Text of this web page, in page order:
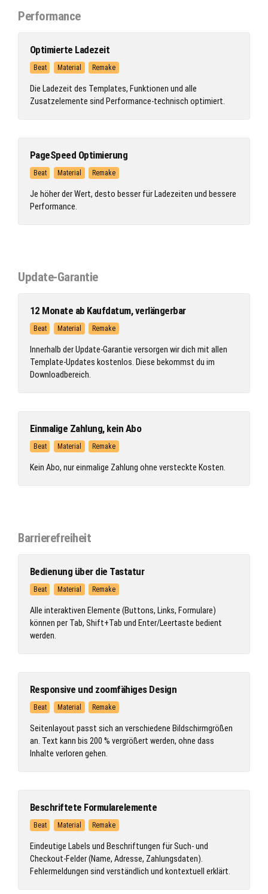
Performance
Optimierte Ladezeit
Beat Material Remake
Die Ladezeit des Templates, Funktionen und alle
Zusatzelemente sind Performance-technisch optimiert.
PageSpeed Optimierung
Beat Material Remake
Je höher der Wert, desto besser für Ladezeiten und bessere
Performance.
Update-Garantie
12 Monate ab Kaufdatum, verlängerbar
Beat Material Remake
Innerhalb der Update-Garantie versorgen wir dich mit allen
Template-Updates kostenlos. Diese bekommst du im
Downloadbereich.
Einmalige Zahlung, kein Abo
Beat Material Remake
Kein Abo, nur einmalige Zahlung ohne versteckte Kosten.
Barrierefreiheit
Bedienung über die Tastatur
Beat Material Remake
Alle interaktiven Elemente (Buttons, Links, Formulare)
können per Tab, Shift+Tab und Enter/Leertaste bedient
werden.
Responsive und zoomfähiges Design
Beat Material Remake
Seitenlayout passt sich an verschiedene Bildschirmgrößen
an. Text kann bis 200 % vergrößert werden, ohne dass
Inhalte verloren gehen.
Beschriftete Formularelemente
Beat Material Remake
Eindeutige Labels und Beschriftungen für Such- und
Checkout-Felder (Name, Adresse, Zahlungsdaten).
Fehlermeldungen sind verständlich und kontextuell erklärt.